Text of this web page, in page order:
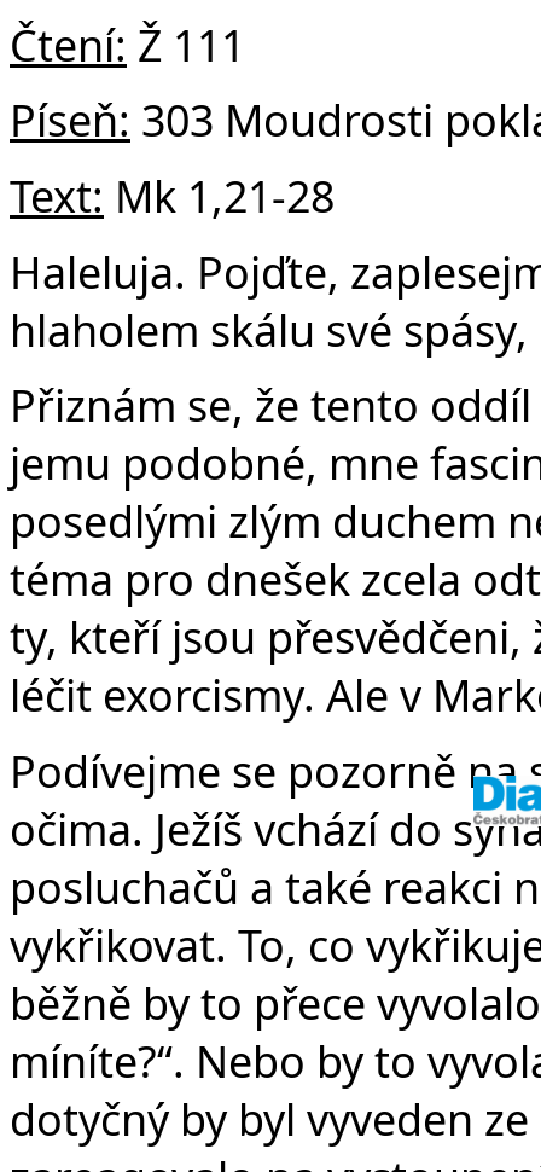
v
Čtení: Ž 111
Píseň: 303 Moudrosti
Text: Mk 1,21-28
Haleluja. Pojďte,
hlaholem skálu své
Přiznám se, že tento
jemu podobné, mne
posedlými zlým duchem
téma pro dnešek zcela
ty, kteří jsou
léčit exorcismy. Ale v
Podívejme se pozorně
očima. Ježíš vchází do
posluchačů a také reakci
vykřikovat. To, co
běžně by to přece
míníte?“. Nebo by to
dotyčný by byl vyveden